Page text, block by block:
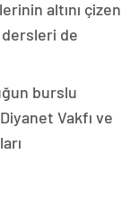
altını çizen
de
burslu
Vakfı ve